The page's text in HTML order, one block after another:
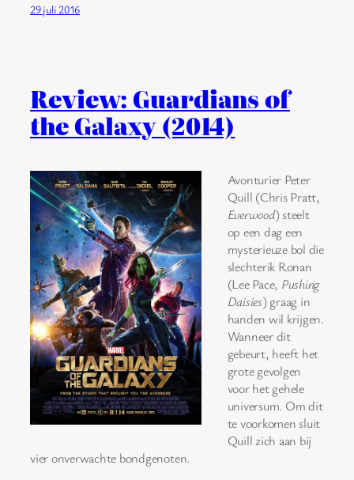
29 juli 2016
Review: Guardians of
the Galaxy (2014)
Avonturier Peter
Quill (Chris Pratt,
Everwood) steelt
op een dag een
mysterieuze bol die
slechterik Ronan
(Lee Pace, Pushing
Daisies) graag in
handen wil krijgen.
Wanneer dit
gebeurt, heeft het
grote gevolgen
voor het gehele
universum. Om dit
te voorkomen sluit
Quill zich aan bij
vier onverwachte bondgenoten.